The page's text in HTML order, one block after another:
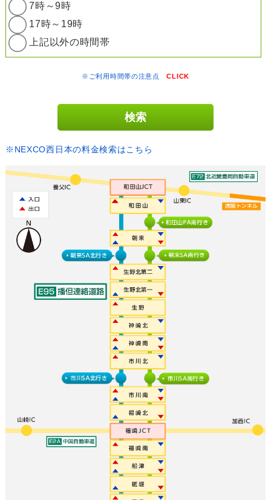
7時～9時
17時～19時
上記以外の時間帯
※ご利用時間帯の注意点CLICK
※NEXCO西日本の料金検索はこちら